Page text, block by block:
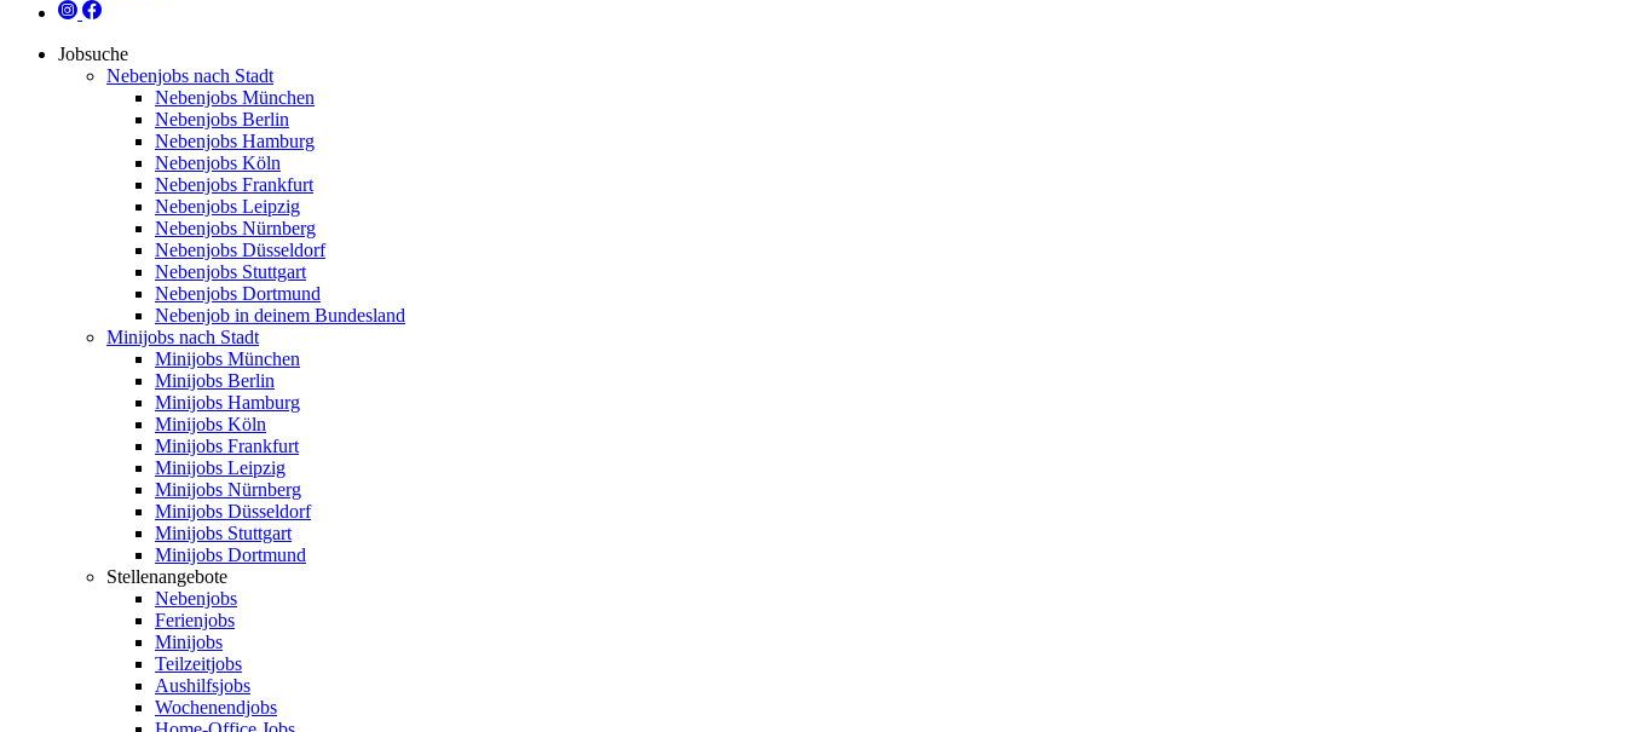
Jobsuche
Nebenjobs nach Stadt
Nebenjobs München
Nebenjobs Berlin
Nebenjobs Hamburg
Nebenjobs Köln
Nebenjobs Frankfurt
Nebenjobs Leipzig
Nebenjobs Nürnberg
Nebenjobs Düsseldorf
Nebenjobs Stuttgart
Nebenjobs Dortmund
Nebenjob in deinem Bundesland
Minijobs nach Stadt
Minijobs München
Minijobs Berlin
Minijobs Hamburg
Minijobs Köln
Minijobs Frankfurt
Minijobs Leipzig
Minijobs Nürnberg
Minijobs Düsseldorf
Minijobs Stuttgart
Minijobs Dortmund
Stellenangebote
Nebenjobs
Ferienjobs
Minijobs
Teilzeitjobs
Aushilfsjobs
Wochenendjobs